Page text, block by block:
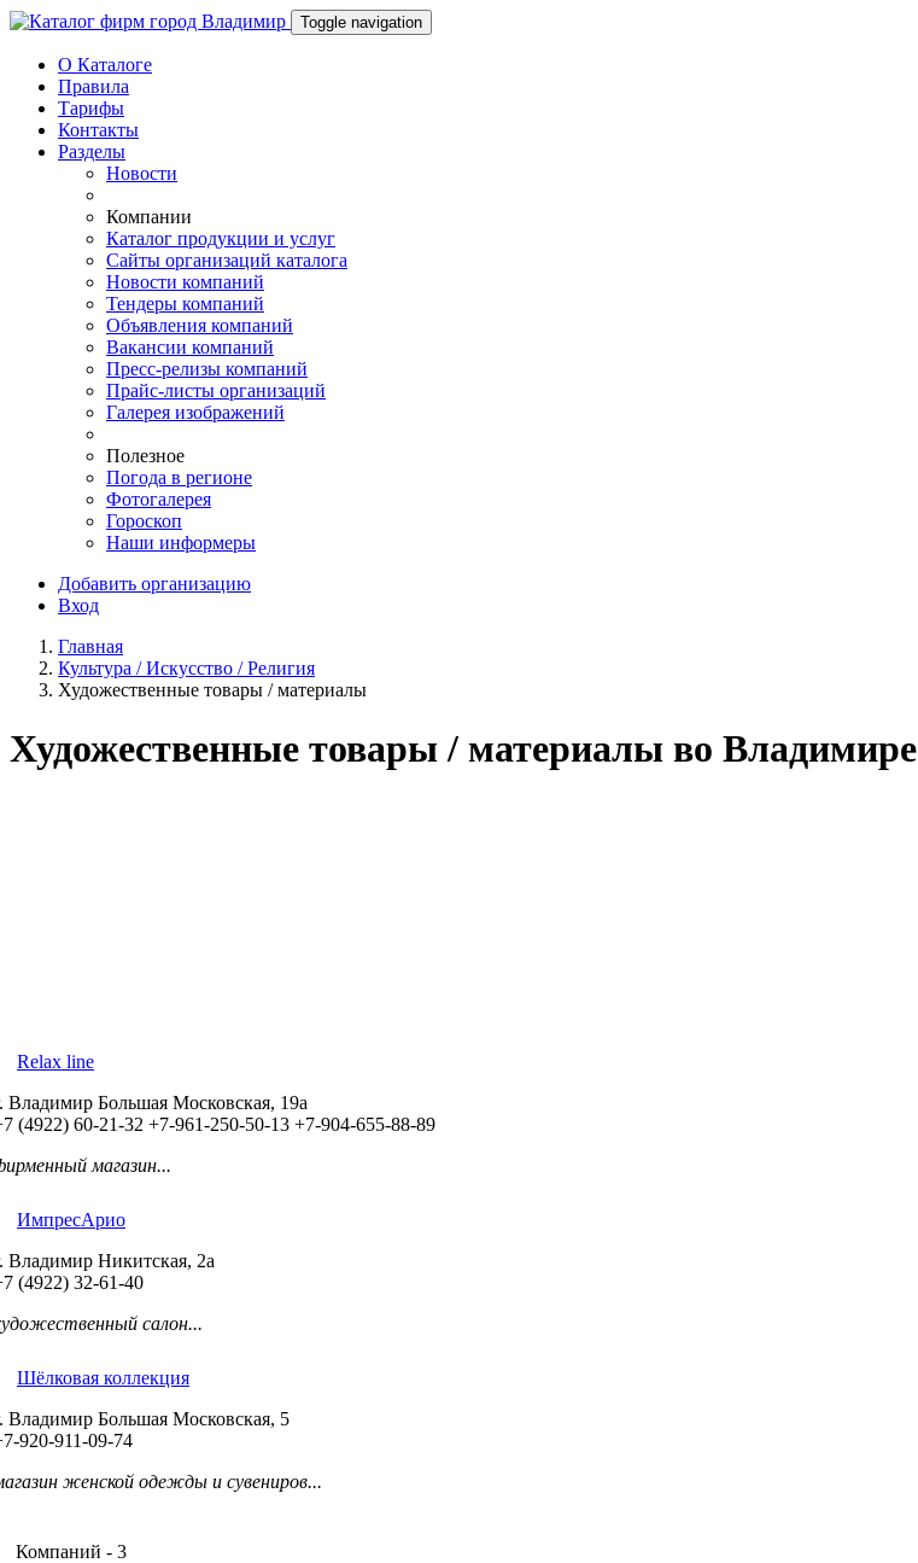
Toggle navigation
О Каталоге
Правила
Тарифы
Контакты
Разделы
Новости
Компании
Каталог продукции и услуг
Сайты организаций каталога
Новости компаний
Тендеры компаний
Объявления компаний
Вакансии компаний
Пресс-релизы компаний
Прайс-листы организаций
Галерея изображений
Полезное
Погода в регионе
Фотогалерея
Гороскоп
Наши информеры
Добавить организацию
Вход
Главная
Культура / Искусство / Религия
Художественные товары / материалы
Художественные товары / материалы во Владимире
Relax line
Владимир Большая Московская, 19а
(4922) 60-21-32 +7-961-250-50-13 +7-904-655-88-89
магазин...
ИмпресАрио
Владимир Никитская, 2а
(4922) 32-61-40
салон...
Шёлковая коллекция
Владимир Большая Московская, 5
920-911-09-74
женской одежды и сувениров...
Компаний - 3